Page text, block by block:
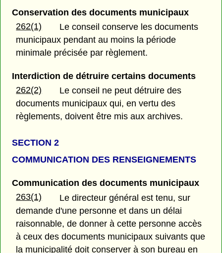
Conservation des documents municipaux
262(1)
Le conseil conserve les documents
municipaux pendant au moins la période
minimale précisée par règlement.
Interdiction de détruire certains documents
262(2)
Le conseil ne peut détruire des
documents municipaux qui, en vertu des
règlements, doivent être mis aux archives.
SECTION 2
COMMUNICATION DES RENSEIGNEMENTS
Communication des documents municipaux
263(1)
Le directeur général est tenu, sur
demande d'une personne et dans un délai
raisonnable, de donner à cette personne accès
à ceux des documents municipaux suivants que
la municipalité doit conserver à son bureau en